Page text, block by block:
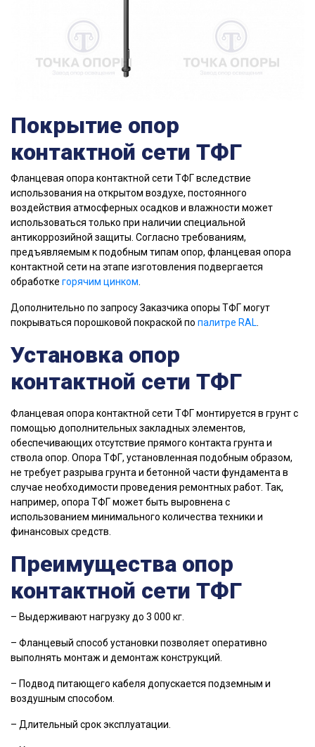
Покрытие опор
контактной сети ТФГ
Фланцевая опора контактной сети ТФГ вследствие
использования на открытом воздухе, постоянного
воздействия атмосферных осадков и влажности может
использоваться только при наличии специальной
антикоррозийной защиты. Согласно требованиям,
предъявляемым к подобным типам опор, фланцевая опора
контактной сети на этапе изготовления подвергается
обработке горячим цинком
Дополнительно по запросу Заказчика опоры ТФГ могут
покрываться порошковой покраской по палитре RAL
Установка опор
контактной сети ТФГ
Фланцевая опора контактной сети ТФГ монтируется в грунт с
помощью дополнительных закладных элементов,
обеспечивающих отсутствие прямого контакта грунта и
ствола опор. Опора ТФГ, установленная подобным образом,
не требует разрыва грунта и бетонной части фундамента в
случае необходимости проведения ремонтных работ. Так,
например, опора ТФГ может быть выровнена с
использованием минимального количества техники и
финансовых средств.
Преимущества опор
контактной сети ТФГ
– Выдерживают нагрузку до 3 000 кг.
– Фланцевый способ установки позволяет оперативно
выполнять монтаж и демонтаж конструкций.
– Подвод питающего кабеля допускается подземным и
воздушным способом.
– Длительный срок эксплуатации.